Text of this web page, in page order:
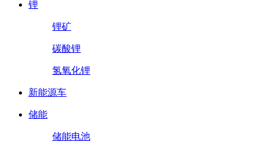
锂
锂矿
碳酸锂
氢氧化锂
新能源车
储能
储能电池